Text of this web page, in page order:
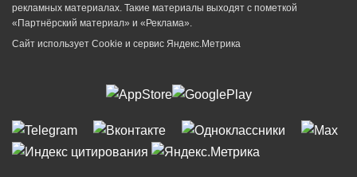
рекламных материалах. Такие материалы выходят с пометкой
«Партнёрский материал» и «Реклама».
Сайт использует Cookie и сервиc Яндекс.Метрика